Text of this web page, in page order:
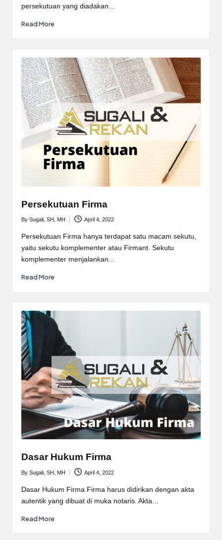
persekutuan yang diadakan…
Read More
Persekutuan Firma
Posted
by
By Sugali, SH, MH April 4, 2022
Persekutuan Firma hanya terdapat satu macam sekutu,
yaitu sekutu komplementer atau Firmant. Sekutu
komplementer menjalankan…
Read More
Dasar Hukum Firma
Posted
by
By Sugali, SH, MH April 4, 2022
Dasar Hukum Firma Firma harus didirikan dengan akta
autentik yang dibuat di muka notaris. Akta…
Read More